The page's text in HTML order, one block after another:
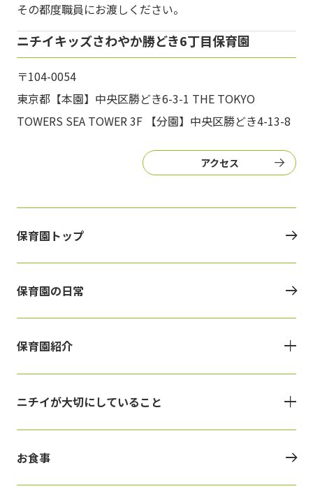
その都度職員にお渡しください。
ニチイキッズさわやか勝どき6丁目保育園
〒104-0054
東京都【本園】中央区勝どき6-3-1 THE TOKYO
TOWERS SEA TOWER 3F 【分園】中央区勝どき4-13-8
アクセス
保育園トップ
保育園の日常
保育園紹介
ニチイが大切にしていること
お食事